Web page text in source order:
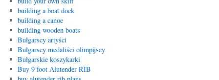
building a boat dock
building a canoe
building wooden boats
Bułgarscy artyści
Bułgarscy medaliści olimpijscy
Bułgarskie koszykarki
Buy 9 foot Alutender RIB